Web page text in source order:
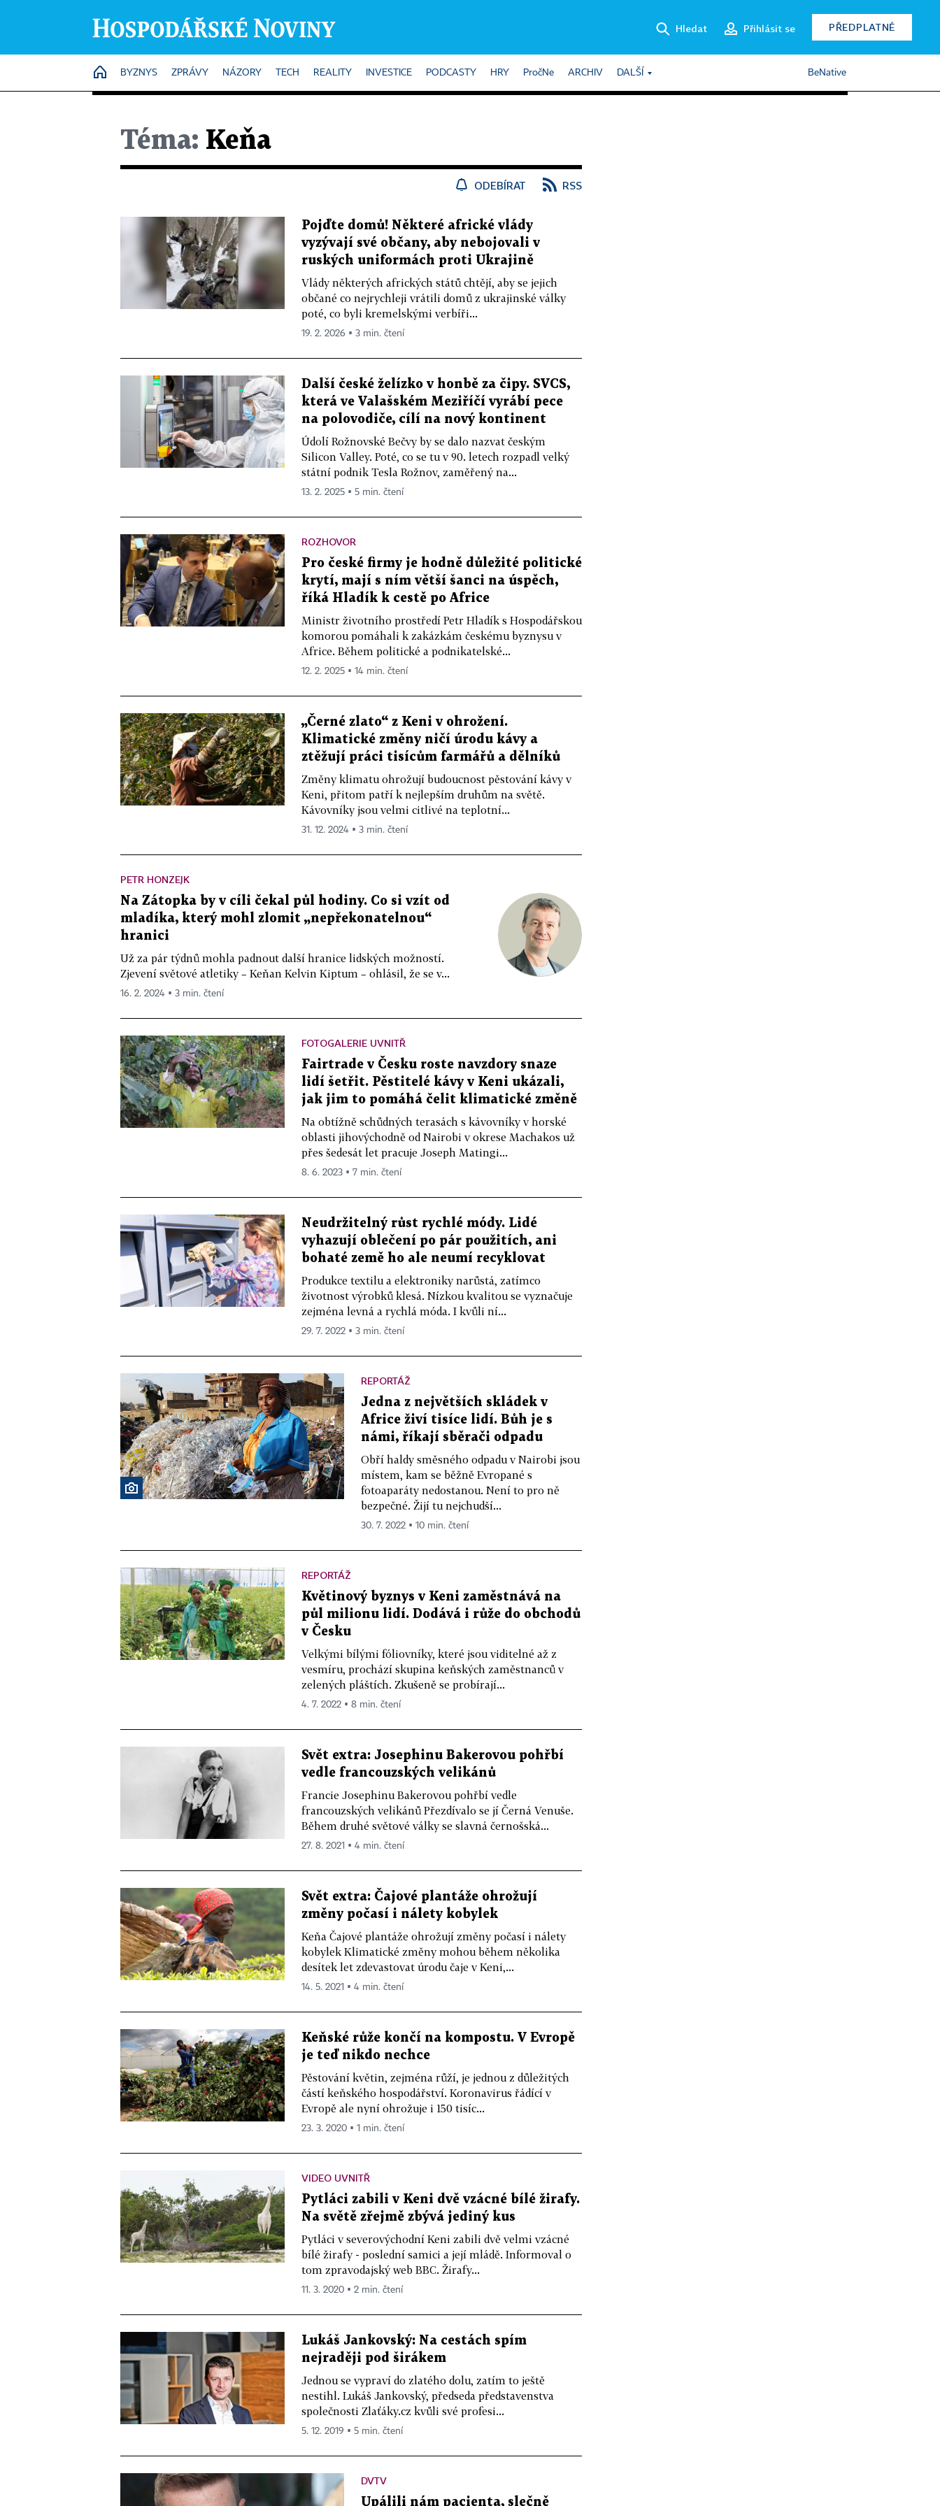
Hledat Přihlásit se PŘEDPLATNÉ
HOME
BYZNYS ZPRÁVY NÁZORY TECH REALITY INVESTICE PODCASTY HRY PročNe ARCHIV DALŠÍ BeNative
Téma: Keňa
ODEBÍRAT RSS
Pojďte domů! Některé africké vlády
vyzývají své občany, aby nebojovali v
ruských uniformách proti Ukrajině
Vlády některých afrických států chtějí, aby se jejich
občané co nejrychleji vrátili domů z ukrajinské války
poté, co byli kremelskými verbíři...
19. 2. 2026 ▪ 3 min. čtení
Další české želízko v honbě za čipy. SVCS,
která ve Valašském Meziříčí vyrábí pece
na polovodiče, cílí na nový kontinent
Údolí Rožnovské Bečvy by se dalo nazvat českým
Silicon Valley. Poté, co se tu v 90. letech rozpadl velký
státní podnik Tesla Rožnov, zaměřený na...
13. 2. 2025 ▪ 5 min. čtení
ROZHOVOR
Pro české firmy je hodně důležité politické
krytí, mají s ním větší šanci na úspěch,
říká Hladík k cestě po Africe
Ministr životního prostředí Petr Hladík s Hospodářskou
komorou pomáhali k zakázkám českému byznysu v
Africe. Během politické a podnikatelské...
12. 2. 2025 ▪ 14 min. čtení
„Černé zlato“ z Keni v ohrožení.
Klimatické změny ničí úrodu kávy a
ztěžují práci tisícům farmářů a dělníků
Změny klimatu ohrožují budoucnost pěstování kávy v
Keni, přitom patří k nejlepším druhům na světě.
Kávovníky jsou velmi citlivé na teplotní...
31. 12. 2024 ▪ 3 min. čtení
PETR HONZEJK
Na Zátopka by v cíli čekal půl hodiny. Co si vzít od
mladíka, který mohl zlomit „nepřekonatelnou“
hranici
Už za pár týdnů mohla padnout další hranice lidských možností.
Zjevení světové atletiky – Keňan Kelvin Kiptum – ohlásil, že se v...
16. 2. 2024 ▪ 3 min. čtení
FOTOGALERIE UVNITŘ
Fairtrade v Česku roste navzdory snaze
lidí šetřit. Pěstitelé kávy v Keni ukázali,
jak jim to pomáhá čelit klimatické změně
Na obtížně schůdných terasách s kávovníky v horské
oblasti jihovýchodně od Nairobi v okrese Machakos už
přes šedesát let pracuje Joseph Matingi...
8. 6. 2023 ▪ 7 min. čtení
Neudržitelný růst rychlé módy. Lidé
vyhazují oblečení po pár použitích, ani
bohaté země ho ale neumí recyklovat
Produkce textilu a elektroniky narůstá, zatímco
životnost výrobků klesá. Nízkou kvalitou se vyznačuje
zejména levná a rychlá móda. I kvůli ní...
29. 7. 2022 ▪ 3 min. čtení
REPORTÁŽ
Jedna z největších skládek v
Africe živí tisíce lidí. Bůh je s
námi, říkají sběrači odpadu
Obří haldy směsného odpadu v Nairobi jsou
místem, kam se běžně Evropané s
fotoaparáty nedostanou. Není to pro ně
bezpečné. Žijí tu nejchudší...
30. 7. 2022 ▪ 10 min. čtení
REPORTÁŽ
Květinový byznys v Keni zaměstnává na
půl milionu lidí. Dodává i růže do obchodů
v Česku
Velkými bílými fóliovníky, které jsou viditelné až z
vesmíru, prochází skupina keňských zaměstnanců v
zelených pláštích. Zkušeně se probírají...
4. 7. 2022 ▪ 8 min. čtení
Svět extra: Josephinu Bakerovou pohřbí
vedle francouzských velikánů
Francie Josephinu Bakerovou pohřbí vedle
francouzských velikánů Přezdívalo se jí Černá Venuše.
Během druhé světové války se slavná černošská...
27. 8. 2021 ▪ 4 min. čtení
Svět extra: Čajové plantáže ohrožují
změny počasí i nálety kobylek
Keňa Čajové plantáže ohrožují změny počasí i nálety
kobylek Klimatické změny mohou během několika
desítek let zdevastovat úrodu čaje v Keni,...
14. 5. 2021 ▪ 4 min. čtení
Keňské růže končí na kompostu. V Evropě
je teď nikdo nechce
Pěstování květin, zejména růží, je jednou z důležitých
částí keňského hospodářství. Koronavirus řádící v
Evropě ale nyní ohrožuje i 150 tisíc...
23. 3. 2020 ▪ 1 min. čtení
VIDEO UVNITŘ
Pytláci zabili v Keni dvě vzácné bílé žirafy.
Na světě zřejmě zbývá jediný kus
Pytláci v severovýchodní Keni zabili dvě velmi vzácné
bílé žirafy - poslední samici a její mládě. Informoval o
tom zpravodajský web BBC. Žirafy...
11. 3. 2020 ▪ 2 min. čtení
Lukáš Jankovský: Na cestách spím
nejraději pod širákem
Jednou se vypraví do zlatého dolu, zatím to ještě
nestihl. Lukáš Jankovský, předseda představenstva
společnosti Zlaťáky.cz kvůli své profesi...
5. 12. 2019 ▪ 5 min. čtení
DVTV
Upálili nám pacienta, slečně